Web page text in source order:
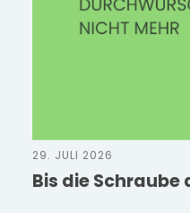
29. JULI 2026
Bis die